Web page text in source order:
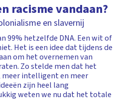
racisme vandaan?
en slavernij
99% hetzelfde DNA. Een wit of
Het is een idee dat tijdens de
om het overnemen van
Zo stelde men dat het
intelligent en meer
zijn heel lang
weten we nu dat het totale